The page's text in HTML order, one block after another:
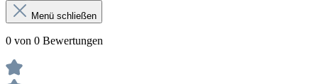
Menü schließen
0 von 0 Bewertungen